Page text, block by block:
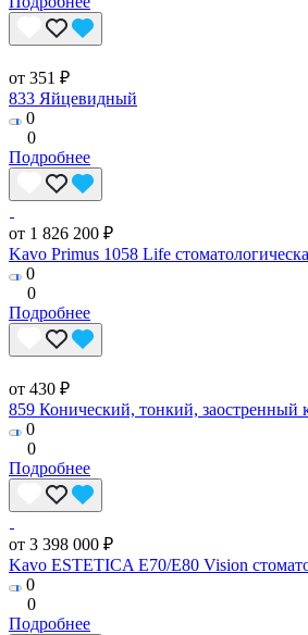
от 351 ₽
833 Яйцевидный
0
0
Подробнее
от 1 826 200 ₽
Kavo Primus 1058 Life
0
0
Подробнее
от 430 ₽
859 Конический, тонкий, заостренный
0
0
Подробнее
от 3 398 000 ₽
Kavo ESTETICA E70/E80 Vision
0
0
Подробнее